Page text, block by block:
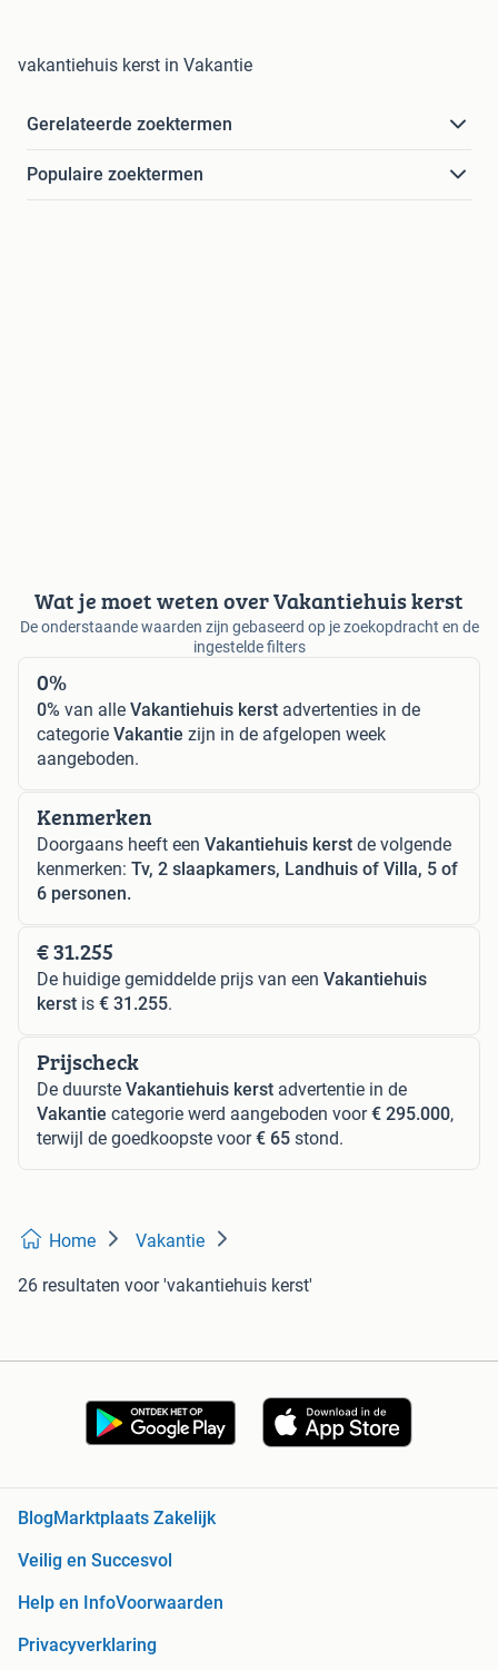
vakantiehuis kerst in Vakantie
Gerelateerde zoektermen
Populaire zoektermen
Wat je moet weten over Vakantiehuis kerst
De onderstaande waarden zijn gebaseerd op je zoekopdracht en de
ingestelde filters
0%
0% van alle Vakantiehuis kerst advertenties in de
categorie Vakantie zijn in de afgelopen week
aangeboden.
Kenmerken
Doorgaans heeft een Vakantiehuis kerst de volgende
kenmerken: Tv, 2 slaapkamers, Landhuis of Villa, 5 of
6 personen.
€ 31.255
De huidige gemiddelde prijs van een Vakantiehuis
kerst is € 31.255.
Prijscheck
De duurste Vakantiehuis kerst advertentie in de
Vakantie categorie werd aangeboden voor€ 295.000,
terwijl de goedkoopste voor€ 65 stond.
Home Vakantie
26 resultaten voor 'vakantiehuis kerst'
BlogMarktplaats Zakelijk
Veilig en Succesvol
Help en InfoVoorwaarden
Privacyverklaring